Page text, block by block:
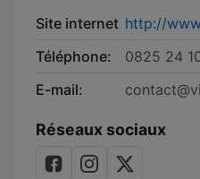
Site internet http://
Téléphone:
0825 24
E-mail:
Réseaux sociaux